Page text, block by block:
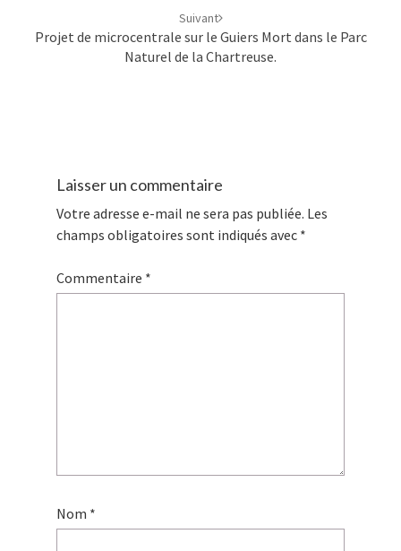
Suivant
Projet de microcentrale sur le Guiers Mort dans le Parc
Naturel de la Chartreuse.
Laisser un commentaire
Votre adresse e-mail ne sera pas publiée. Les
champs obligatoires sont indiqués avec *
Commentaire *
Nom *